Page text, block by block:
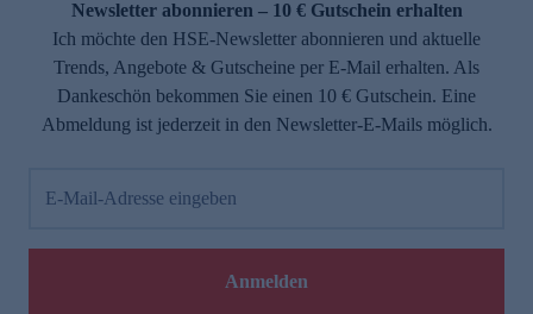
Newsletter abonnieren – 10 € Gutschein erhalten
Ich möchte den HSE-Newsletter abonnieren und aktuelle
Trends, Angebote & Gutscheine per E-Mail erhalten. Als
Dankeschön bekommen Sie einen 10 € Gutschein. Eine
Abmeldung ist jederzeit in den Newsletter-E-Mails möglich.
E-Mail-Adresse eingeben
Anmelden